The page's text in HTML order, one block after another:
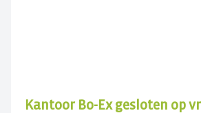
Kantoor Bo-Ex gesloten op